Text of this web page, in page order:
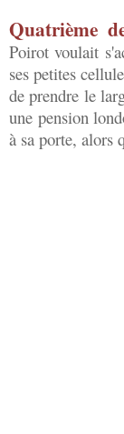
Quatrième
Poirot voulait
ses petites
de prendre le
une pension
à sa porte, alors